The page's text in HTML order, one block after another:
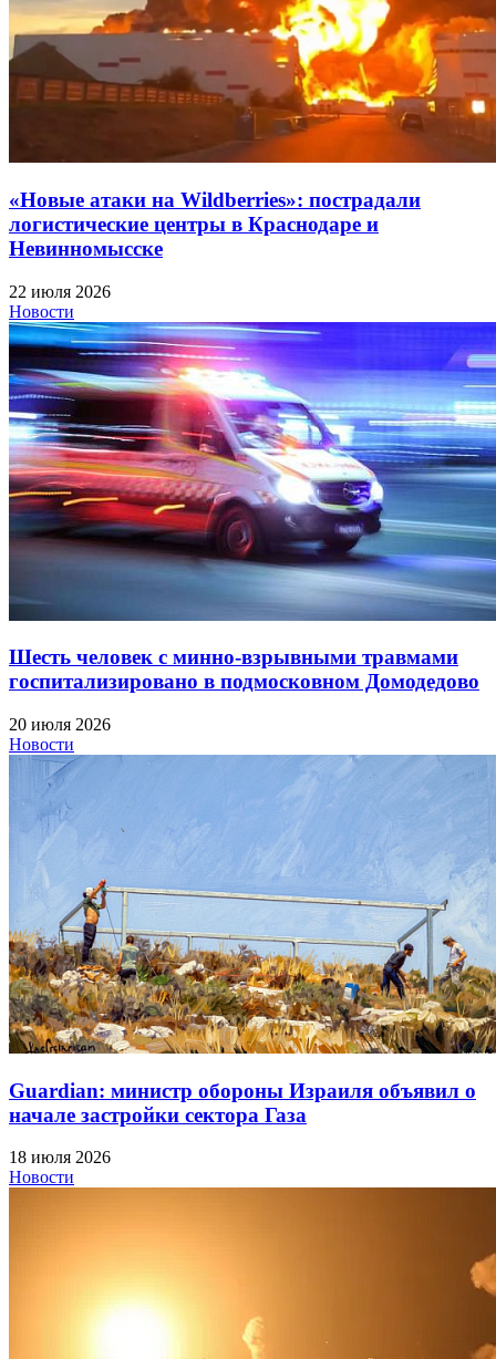
«Новые атаки на Wildberries»: пострадали
логистические центры в Краснодаре и
Невинномысске
22 июля 2026
Новости
Шесть человек с минно-взрывными травмами
госпитализировано в подмосковном Домодедово
20 июля 2026
Новости
Guardian: министр обороны Израиля объявил о
начале застройки сектора Газа
18 июля 2026
Новости